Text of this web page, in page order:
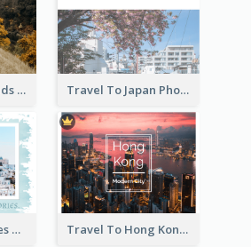
Travel With Friends Photo Book Travel To Japan Photo Book
Family Adventures Travel Photo Book Travel To Hong Kong Photo Book